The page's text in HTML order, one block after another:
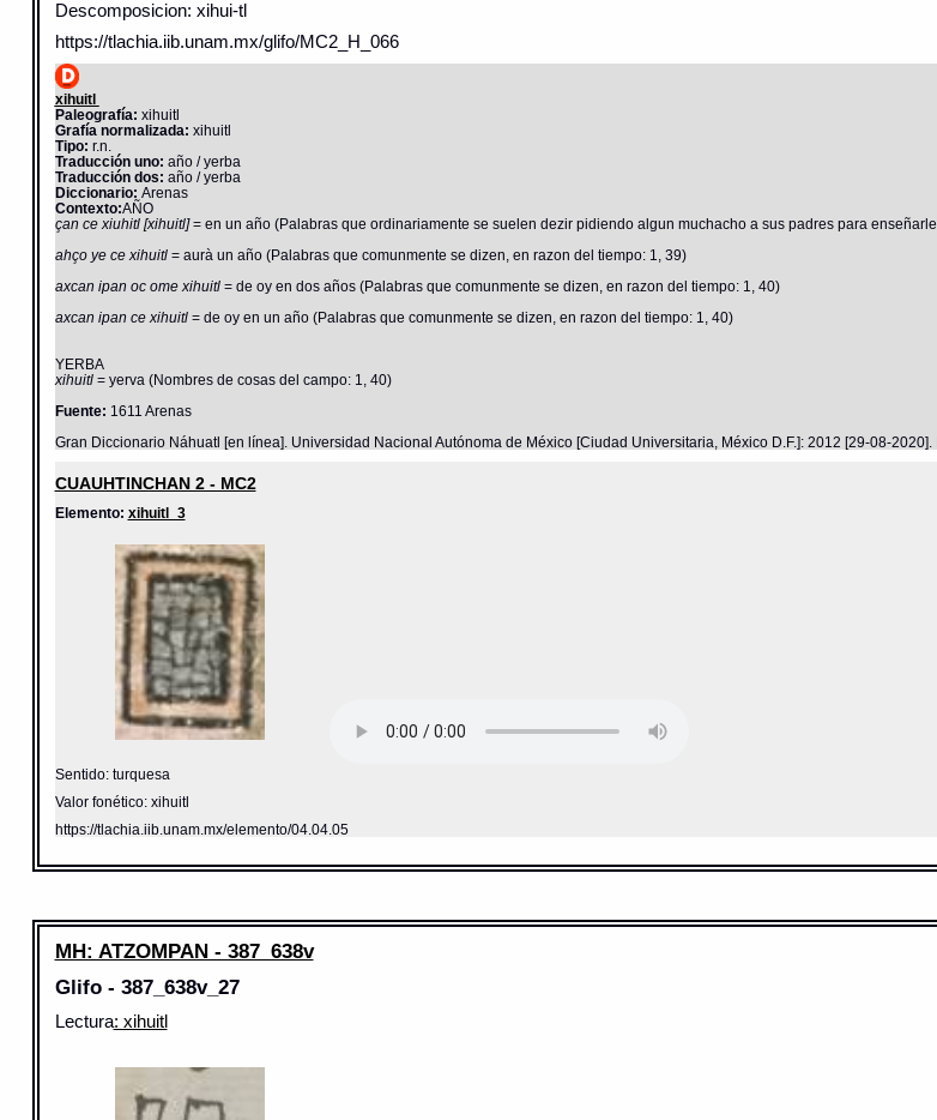
Descomposicion: xihui-tl
https://tlachia.iib.unam.mx/glifo/MC2_H_066
xihuitl
Paleografía: xihuitl
Grafía normalizada: xihuitl
Tipo: r.n.
Traducción uno: año / yerba
Traducción dos: año / yerba
Diccionario: Arenas
Contexto:AÑO
çan ce xiuhitl [xihuitl]= en un año (Palabras que ordinariamente se suelen dezir pidiendo algun muchacho a sus padres para
ahço ye ce xihuitl = aurà un año (Palabras que comunmente se dizen, en razon del tiempo: 1, 39)
axcan ipan oc ome xihuitl = de oy en dos años (Palabras que comunmente se dizen, en razon del tiempo: 1, 40)
axcan ipan ce xihuitl = de oy en un año (Palabras que comunmente se dizen, en razon del tiempo: 1, 40)
YERBA
xihuitl = yerva (Nombres de cosas del campo: 1, 40)
Fuente: 1611 Arenas
Gran Diccionario Náhuatl [en línea]. Universidad Nacional Autónoma de México [Ciudad Universitaria, México D.F.]: 2012 [29-08-
CUAUHTINCHAN 2 - MC2
Elemento: xihuitl_3
Sentido: turquesa
Valor fonético: xihuitl
https://tlachia.iib.unam.mx/elemento/04.04.05
MH: ATZOMPAN - 387_638v
Glifo - 387_638v_27
Lectura: xihuitl